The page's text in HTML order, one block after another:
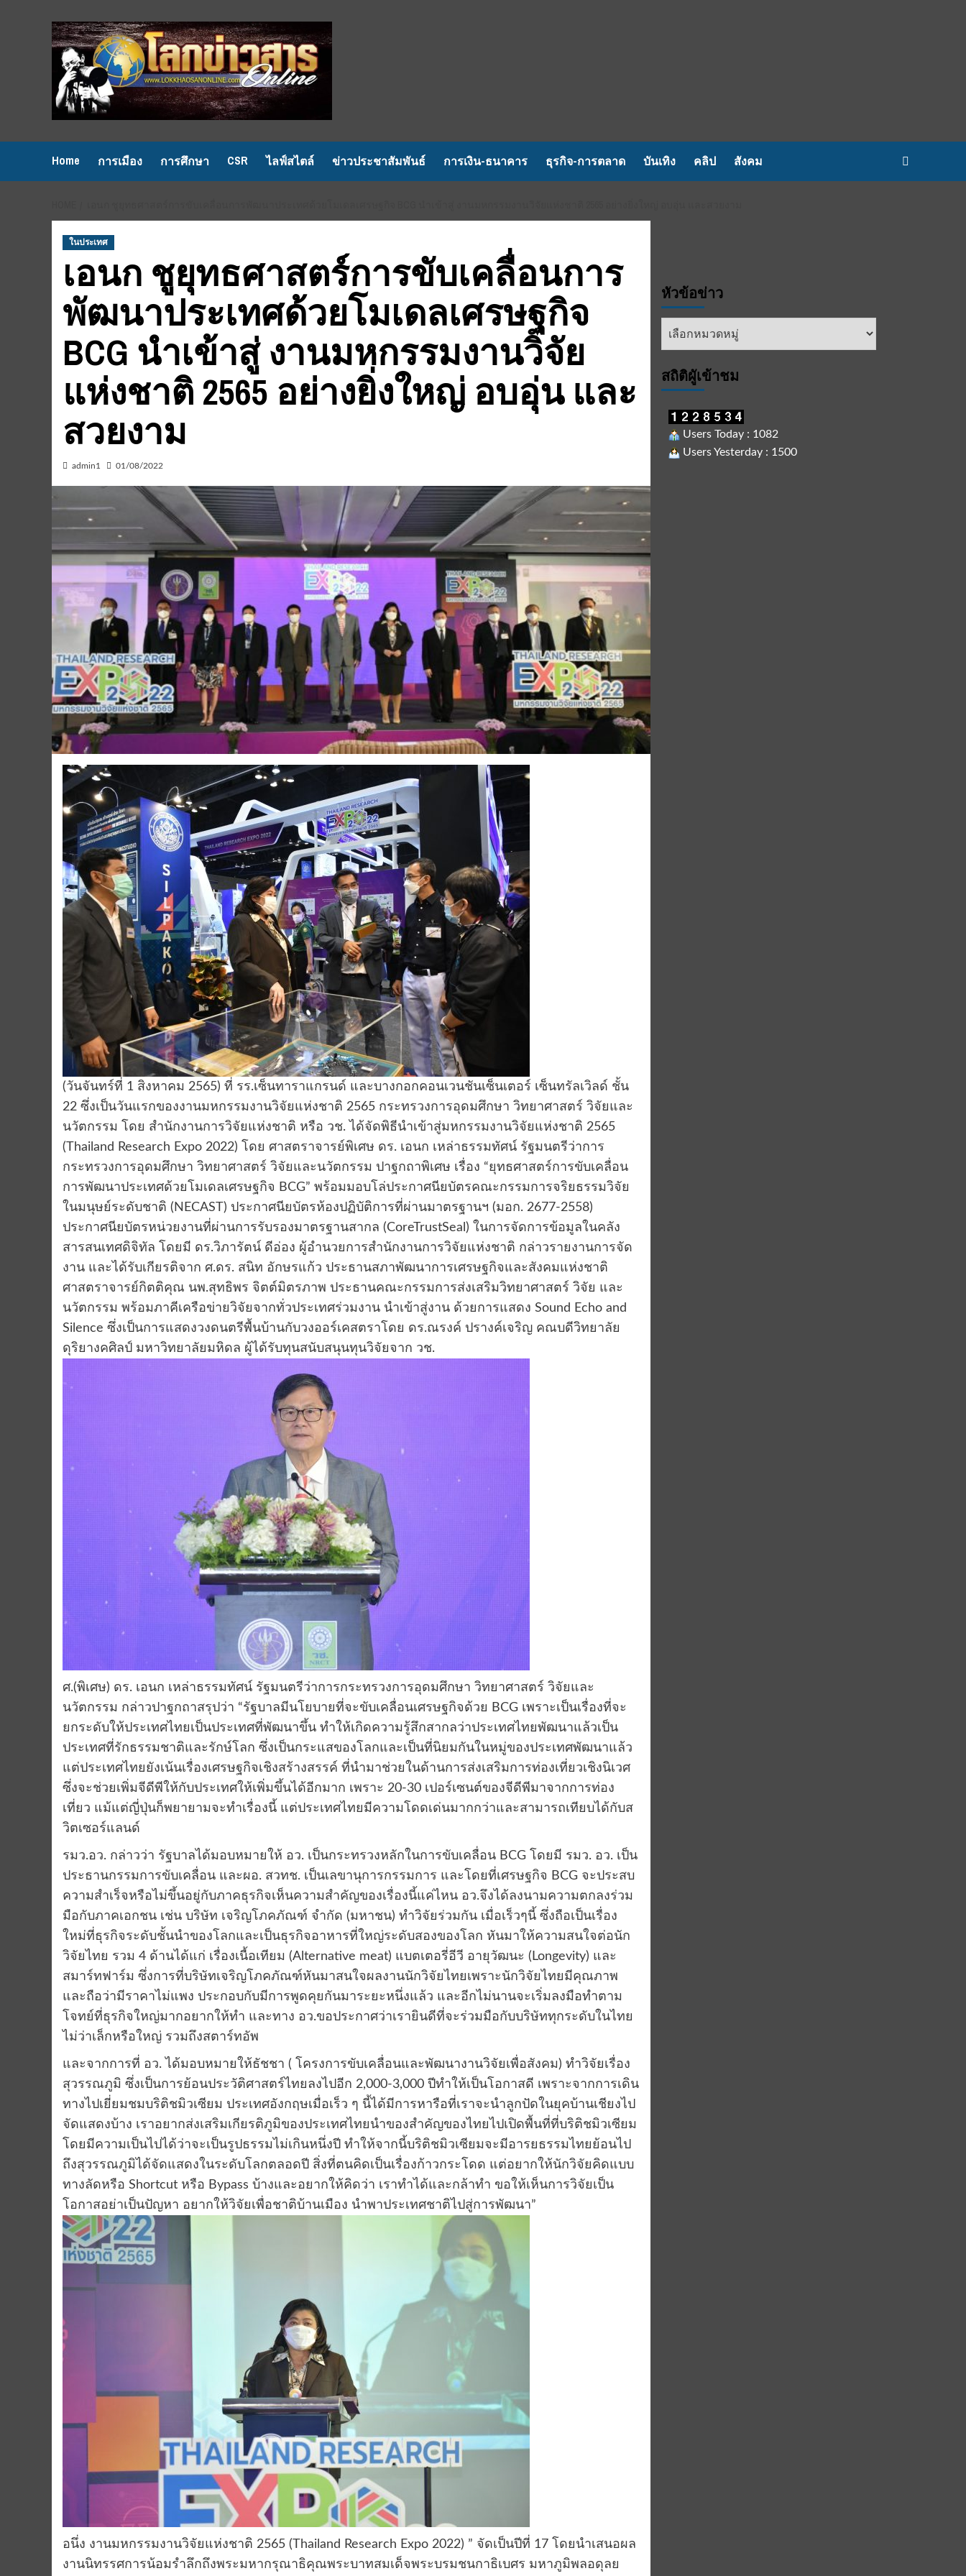
Home การเมือง การศึกษา CSR ไลฟ์สไตล์ ข่าวประชาสัมพันธ์ การเงิน-ธนาคาร ธุรกิจ-การตลาด บันเทิง คลิป สังคม
ในประเทศ
เอนก ชูยุทธศาสตร์การขับเคลื่อนการ
พัฒนาประเทศด้วยโมเดลเศรษฐกิจ
BCG นำเข้าสู่ งานมหกรรมงานวิจัย
แห่งชาติ 2565 อย่างยิ่งใหญ่ อบอุ่น และ
สวยงาม
admin1 01/08/2022
(วันจันทร์ที่ 1 สิงหาคม 2565) ที่ รร.เซ็นทาราแกรนด์ และบางกอกคอนเวนชันเซ็นเตอร์ เซ็นทรัลเวิลด์ ชั้น
22 ซึ่งเป็นวันแรกของงานมหกรรมงานวิจัยแห่งชาติ 2565 กระทรวงการอุดมศึกษา วิทยาศาสตร์ วิจัยและ
นวัตกรรม โดย สำนักงานการวิจัยแห่งชาติ หรือ วช. ได้จัดพิธีนำเข้าสู่มหกรรมงานวิจัยแห่งชาติ 2565
(Thailand Research Expo 2022) โดย ศาสตราจารย์พิเศษ ดร. เอนก เหล่าธรรมทัศน์ รัฐมนตรีว่าการ
กระทรวงการอุดมศึกษา วิทยาศาสตร์ วิจัยและนวัตกรรม ปาฐกถาพิเศษ เรื่อง “ยุทธศาสตร์การขับเคลื่อน
การพัฒนาประเทศด้วยโมเดลเศรษฐกิจ BCG” พร้อมมอบโล่ประกาศนียบัตรคณะกรรมการจริยธรรมวิจัย
ในมนุษย์ระดับชาติ (NECAST) ประกาศนียบัตรห้องปฏิบัติการที่ผ่านมาตรฐานฯ (มอก. 2677-2558)
ประกาศนียบัตรหน่วยงานที่ผ่านการรับรองมาตรฐานสากล (CoreTrustSeal) ในการจัดการข้อมูลในคลัง
สารสนเทศดิจิทัล โดยมี ดร.วิภารัตน์ ดีอ่อง ผู้อำนวยการสำนักงานการวิจัยแห่งชาติ กล่าวรายงานการจัด
งาน และได้รับเกียรติจาก ศ.ดร. สนิท อักษรแก้ว ประธานสภาพัฒนาการเศรษฐกิจและสังคมแห่งชาติ
ศาสตราจารย์กิตติคุณ นพ.สุทธิพร จิตต์มิตรภาพ ประธานคณะกรรมการส่งเสริมวิทยาศาสตร์ วิจัย และ
นวัตกรรม พร้อมภาคีเครือข่ายวิจัยจากทั่วประเทศร่วมงาน นำเข้าสู่งาน ด้วยการแสดง Sound Echo and
Silence ซึ่งเป็นการแสดงวงดนตรีพื้นบ้านกับวงออร์เคสตราโดย ดร.ณรงค์ ปรางค์เจริญ คณบดีวิทยาลัย
ดุริยางคศิลป์ มหาวิทยาลัยมหิดล ผู้ได้รับทุนสนับสนุนทุนวิจัยจาก วช.
ศ.(พิเศษ) ดร. เอนก เหล่าธรรมทัศน์ รัฐมนตรีว่าการกระทรวงการอุดมศึกษา วิทยาศาสตร์ วิจัยและ
นวัตกรรม กล่าวปาฐกถาสรุปว่า “รัฐบาลมีนโยบายที่จะขับเคลื่อนเศรษฐกิจด้วย BCG เพราะเป็นเรื่องที่จะ
ยกระดับให้ประเทศไทยเป็นประเทศที่พัฒนาขึ้น ทำให้เกิดความรู้สึกสากลว่าประเทศไทยพัฒนาแล้วเป็น
ประเทศที่รักธรรมชาติและรักษ์โลก ซึ่งเป็นกระแสของโลกและเป็นที่นิยมกันในหมู่ของประเทศพัฒนาแล้ว
แต่ประเทศไทยยังเน้นเรื่องเศรษฐกิจเชิงสร้างสรรค์ ที่นำมาช่วยในด้านการส่งเสริมการท่องเที่ยวเชิงนิเวศ
ซึ่งจะช่วยเพิ่มจีดีพีให้กับประเทศให้เพิ่มขึ้นได้อีกมาก เพราะ 20-30 เปอร์เซนต์ของจีดีพีมาจากการท่อง
เที่ยว แม้แต่ญี่ปุ่นก็พยายามจะทำเรื่องนี้ แต่ประเทศไทยมีความโดดเด่นมากกว่าและสามารถเทียบได้กับส
วิตเซอร์แลนด์
รมว.อว. กล่าวว่า รัฐบาลได้มอบหมายให้ อว. เป็นกระทรวงหลักในการขับเคลื่อน BCG โดยมี รมว. อว. เป็น
ประธานกรรมการขับเคลื่อน และผอ. สวทช. เป็นเลขานุการกรรมการ และโดยที่เศรษฐกิจ BCG จะประสบ
ความสำเร็จหรือไม่ขึ้นอยู่กับภาคธุรกิจเห็นความสำคัญของเรื่องนี้แค่ไหน อว.จึงได้ลงนามความตกลงร่วม
มือกับภาคเอกชน เช่น บริษัท เจริญโภคภัณฑ์ จำกัด (มหาชน) ทำวิจัยร่วมกัน เมื่อเร็วๆนี้ ซึ่งถือเป็นเรื่อง
ใหม่ที่ธุรกิจระดับชั้นนำของโลกและเป็นธุรกิจอาหารที่ใหญ่ระดับสองของโลก หันมาให้ความสนใจต่อนัก
วิจัยไทย รวม 4 ด้านได้แก่ เรื่องเนื้อเทียม (Alternative meat) แบตเตอรี่อีวี อายุวัฒนะ (Longevity) และ
สมาร์ทฟาร์ม ซึ่งการที่บริษัทเจริญโภคภัณฑ์หันมาสนใจผลงานนักวิจัยไทยเพราะนักวิจัยไทยมีคุณภาพ
และถือว่ามีราคาไม่แพง ประกอบกับมีการพูดคุยกันมาระยะหนึ่งแล้ว และอีกไม่นานจะเริ่มลงมือทำตาม
โจทย์ที่ธุรกิจใหญ่มากอยากให้ทำ และทาง อว.ขอประกาศว่าเรายินดีที่จะร่วมมือกับบริษัททุกระดับในไทย
ไม่ว่าเล็กหรือใหญ่ รวมถึงสตาร์ทอัพ
และจากการที่ อว. ได้มอบหมายให้ธัชชา ( โครงการขับเคลื่อนและพัฒนางานวิจัยเพื่อสังคม) ทำวิจัยเรื่อง
สุวรรณภูมิ ซึ่งเป็นการย้อนประวัติศาสตร์ไทยลงไปอีก 2,000-3,000 ปีทำให้เป็นโอกาสดี เพราะจากการเดิน
ทางไปเยี่ยมชมบริติชมิวเซียม ประเทศอังกฤษเมื่อเร็ว ๆ นี้ได้มีการหารือที่เราจะนำลูกปัดในยุคบ้านเชียงไป
จัดแสดงบ้าง เราอยากส่งเสริมเกียรติภูมิของประเทศไทยนำของสำคัญของไทยไปเปิดพื้นที่ที่บริติชมิวเซียม
โดยมีความเป็นไปได้ว่าจะเป็นรูปธรรมไม่เกินหนึ่งปี ทำให้จากนี้บริติชมิวเซียมจะมีอารยธรรมไทยย้อนไป
ถึงสุวรรณภูมิได้จัดแสดงในระดับโลกตลอดปี สิ่งที่ตนคิดเป็นเรื่องก้าวกระโดด แต่อยากให้นักวิจัยคิดแบบ
ทางลัดหรือ Shortcut หรือ Bypass บ้างและอยากให้คิดว่า เราทำได้และกล้าทำ ขอให้เห็นการวิจัยเป็น
โอกาสอย่าเป็นปัญหา อยากให้วิจัยเพื่อชาติบ้านเมือง นำพาประเทศชาติไปสู่การพัฒนา”
อนึ่ง งานมหกรรมงานวิจัยแห่งชาติ 2565 (Thailand Research Expo 2022) ” จัดเป็นปีที่ 17 โดยนำเสนอผล
งานนิทรรศการน้อมรำลึกถึงพระมหากรุณาธิคุณพระบาทสมเด็จพระบรมชนกาธิเบศร มหาภูมิพลอดุลย
หัวข้อข่าว
หัวข้อ
สถิติผูัเข้าชม
Users Today : 1082
Users Yesterday : 1500